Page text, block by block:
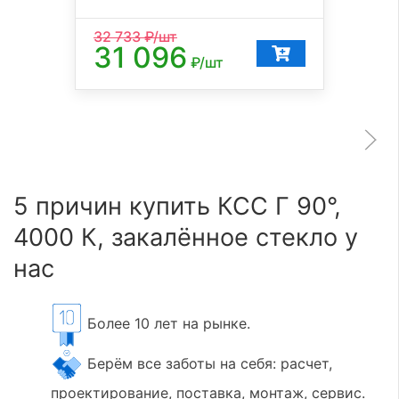
32 733₽/шт
31 096 ₽/шт
5 причин купить КСС Г 90°,
4000 К, закалённое стекло у
нас
Более 10 лет на рынке.
Берём все заботы на себя: расчет,
проектирование, поставка, монтаж, сервис.